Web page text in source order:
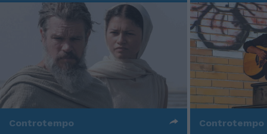
Controtempo Controtempo